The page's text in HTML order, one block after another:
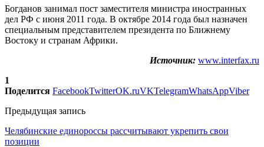
Богданов занимал пост заместителя министра иностранных
дел РФ с июня 2011 года. В октябре 2014 года был назначен
специальным представителем президента по Ближнему
Востоку и странам Африки.
Источник: www.interfax.ru
1
Поделится FacebookTwitterOK.ruVKTelegramWhatsAppViber
Предыдущая запись
Челябинские единороссы рассчитывают укрепить свои
позиции